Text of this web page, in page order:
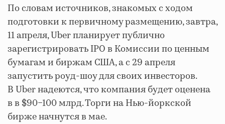
По словам источников, знакомых с ходом
подготовки к первичному размещению, завтра,
11 апреля, Uber планирует публично
зарегистрировать IPO в Комиссии по ценным
бумагам и биржам США, а с 29 апреля
запустить роуд-шоу для своих инвесторов.
В Uber надеются, что компания будет оценена
в в $90−100 млрд. Торги на Нью-йоркской
бирже начнутся в мае.